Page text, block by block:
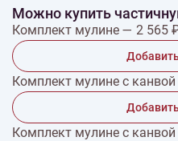
Можно купить
Комплект мулине — 2 565
Комплект мулине с
Комплект мулине с